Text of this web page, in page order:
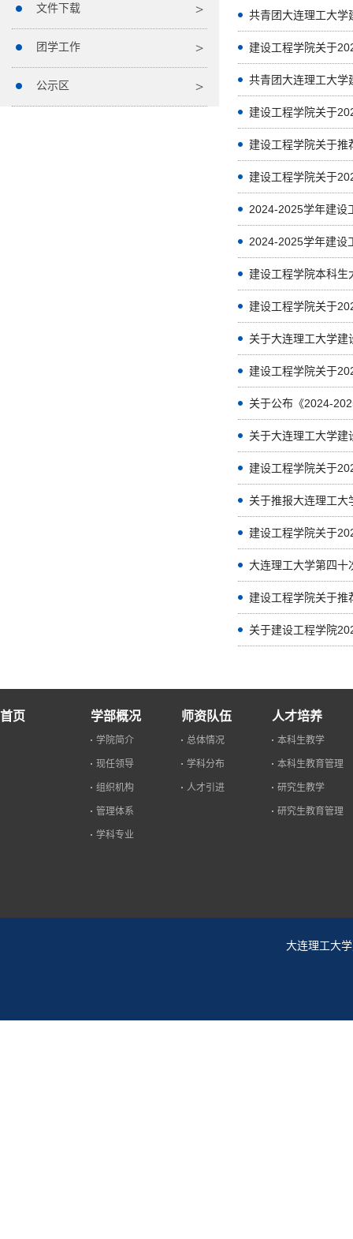
文件下载
团学工作
公示区
共青团大连理工大学
建设工程学院关于
共青团大连理工大学
建设工程学院关于推
2024-2025学年建设
2024-2025学年建设
建设工程学院本科生
关于大连理工大学
建设工程学院关于
关于公布《2024-
关于大连理工大学
建设工程学院关于
关于推报大连理工大
建设工程学院关于
建设工程学院关于推
关于建设工程学院
首页 学部概况
学院简介
现任领导
组织机构
管理体系
学科专业
师资队伍
总体情况
学科分布
人才引进
人才培养
本科生教学
本科生教育管理
研究生教学
研究生教育管理
大连理工大